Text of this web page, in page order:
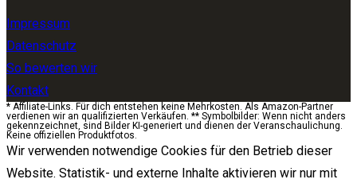
Impressum
Datenschutz
So bewerten wir
Kontakt
* Affiliate-Links. Für dich entstehen keine Mehrkosten. Als Amazon-Partner
verdienen wir an qualifizierten Verkäufen. ** Symbolbilder: Wenn nicht anders
gekennzeichnet, sind Bilder KI-generiert und dienen der Veranschaulichung.
Keine offiziellen Produktfotos.
Wir verwenden notwendige Cookies für den Betrieb dieser
Website. Statistik- und externe Inhalte aktivieren wir nur mit